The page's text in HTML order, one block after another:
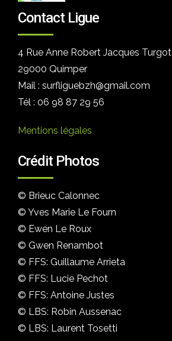
Contact Ligue
4 Rue Anne Robert Jacques Turgot
29000 Quimper
Mail : surfliguebzh@gmail.com
Tél : 06 98 87 29 56
Mentions légales
Crédit Photos
© Brieuc Calonnec
© Yves Marie Le Fourn
© Ewen Le Roux
© Gwen Renambot
© FFS: Guillaume Arrieta
© FFS: Lucie Pechot
© FFS: Antoine Justes
© LBS: Robin Aussenac
© LBS: Laurent Tosetti